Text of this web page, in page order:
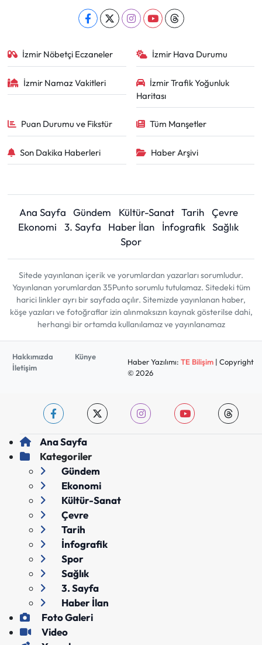
İzmir Nöbetçi Eczaneler İzmir Hava Durumu
İzmir Namaz Vakitleri
İzmir Trafik Yoğunluk
Haritası
Puan Durumu ve Fikstür Tüm Manşetler
Son Dakika Haberleri Haber Arşivi
Ana Sayfa Gündem Kültür-Sanat Tarih
Çevre
Ekonomi
3. Sayfa Haber İlan İnfografik Sağlık
Spor
Sitede yayınlanan içerik ve yorumlardan yazarları sorumludur.
Yayınlanan yorumlardan 35Punto sorumlu tutulamaz. Sitedeki tüm
harici linkler ayrı bir sayfada açılır. Sitemizde yayınlanan haber,
köşe yazıları ve fotoğraflar izin alınmaksızın kaynak gösterilse dahi,
herhangi bir ortamda kullanılamaz ve yayınlanamaz
Hakkımızda
Künye
İletişim
Haber Yazılımı: TE Bilişim| Copyright
© 2026
Ana Sayfa
Kategoriler
Gündem
Ekonomi
Kültür-Sanat
Çevre
Tarih
İnfografik
Spor
Sağlık
3. Sayfa
Haber İlan
Foto Galeri
Video